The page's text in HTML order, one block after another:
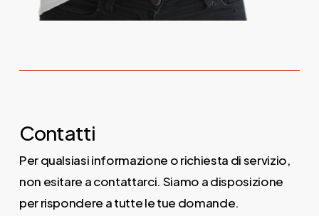
Contatti
Per qualsiasi informazione o richiesta di servizio,
non esitare a contattarci. Siamo a disposizione
per rispondere a tutte le tue domande.